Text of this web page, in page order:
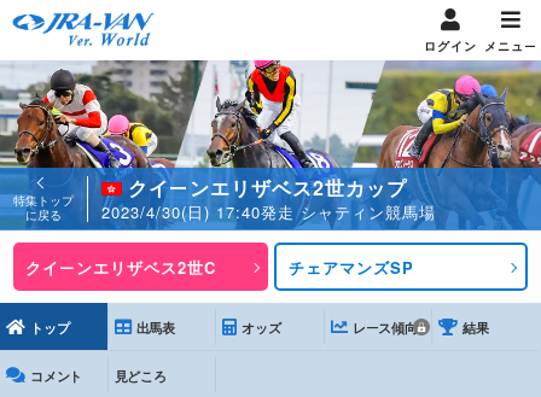
ログイン メニュー
特集トップ
に戻る
クイーンエリザベス2世カップ
2023/4/30(日) 17:40発走 シャティン競馬場
クイーンエリザベス2世C チェアマンズSP
トップ 出馬表 オッズ レース傾向 結果
コメント 見どころ